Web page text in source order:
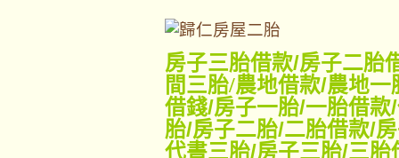
房子三胎借款/房子二胎
間三胎/農地借款/農地一
借錢/房子一胎/一胎借款/
胎/房子二胎/二胎借款/
代書三胎/房子三胎/三胎